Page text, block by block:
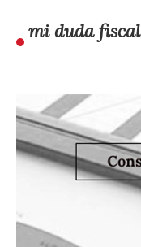
mi duda fiscal